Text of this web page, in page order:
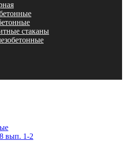
стаканы
вып. 1-2